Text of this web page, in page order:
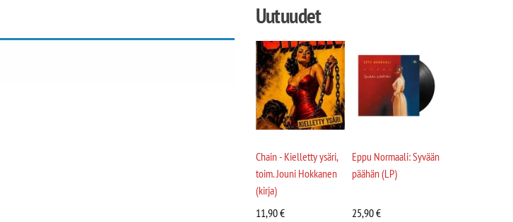
Uutuudet
Chain - Kielletty ysäri,
toim. Jouni Hokkanen
(kirja)
11,90€
Eppu Normaali: Syvään
päähän (LP)
25,90€